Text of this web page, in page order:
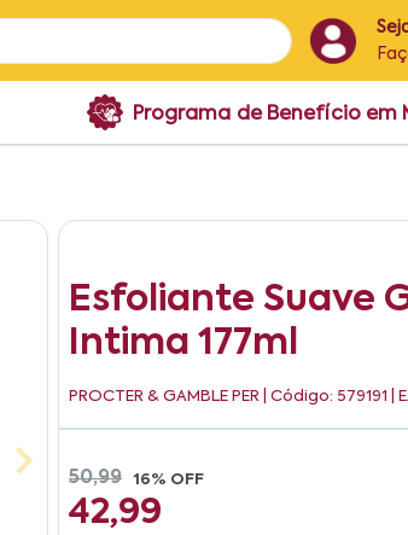
Programa de Benefício em
Esfoliante Suave
Intima 177ml
PROCTER & GAMBLE PER | Código: 579191 |
50,99 16% OFF
42,99